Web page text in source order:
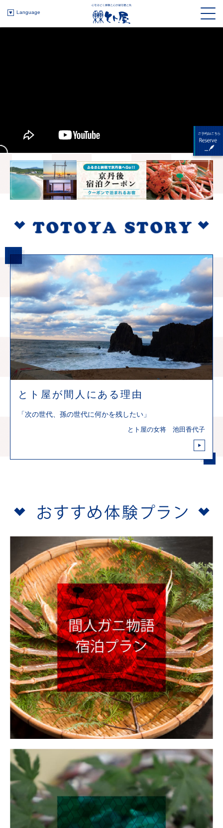
Language
とト屋が間人にある理由
「次の世代、孫の世代に何かを残したい」
とト屋の女将 池田香代子